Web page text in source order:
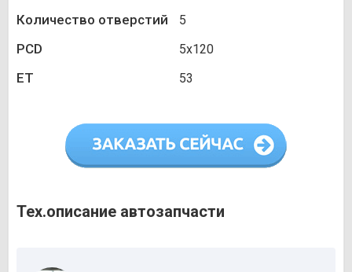
Количество отверстий 5
PCD 5х120
ET 53
Тех.описание автозапчасти